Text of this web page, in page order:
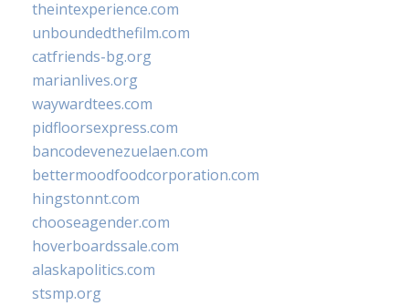
theintexperience.com
unboundedthefilm.com
catfriends-bg.org
marianlives.org
waywardtees.com
pidfloorsexpress.com
bancodevenezuelaen.com
bettermoodfoodcorporation.com
hingstonnt.com
chooseagender.com
hoverboardssale.com
alaskapolitics.com
stsmp.org